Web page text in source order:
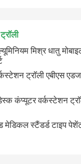
ट्रे टेबल
मिश्र धातु
ट्रॉली एबीएस
कंप्यूटर वर्कस्टेशन
मेडिकल स्टैंडर्ड टाइप